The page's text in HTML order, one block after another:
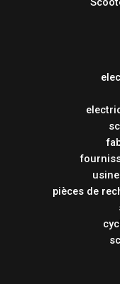
pièces de